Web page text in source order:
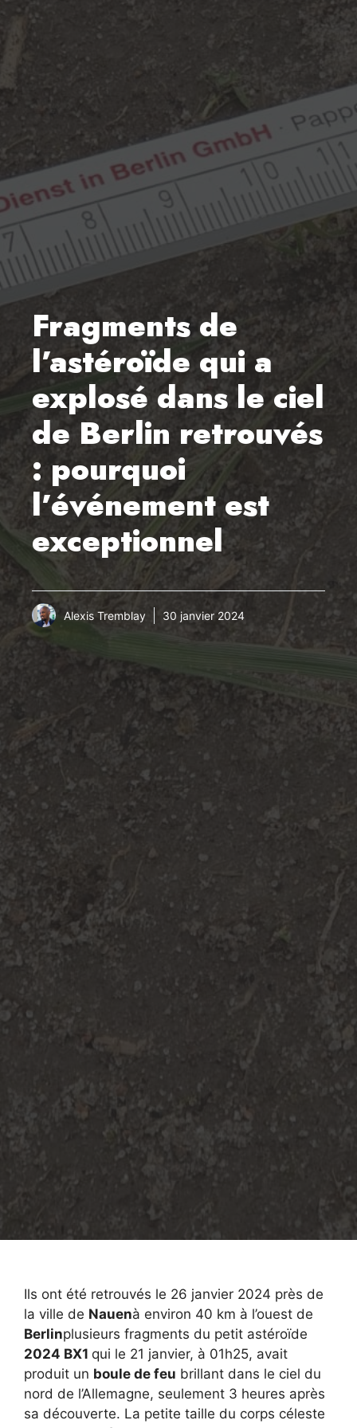
Fragments de
l’astéroïde qui a
explosé dans le ciel
de Berlin retrouvés
: pourquoi
l’événement est
exceptionnel
Alexis Tremblay 30 janvier 2024
Ils ont été retrouvés le 26 janvier 2024 près de
la ville de Nauenà environ 40 km à l’ouest de
Berlinplusieurs fragments du petit astéroïde
2024 BX1 qui le 21 janvier, à 01h25, avait
produit un boule de feu brillant dans le ciel du
nord de l’Allemagne, seulement 3 heures après
sa découverte. La petite taille du corps céleste